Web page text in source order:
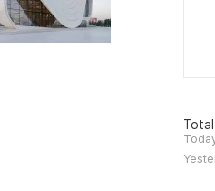
방
문
자
수
Total